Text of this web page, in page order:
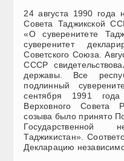
24 августа 1990 года
Совета Таджикской
«О суверенитете
суверенитет
Советского Союза.
СССР
державы. Все
подлинный
сентября 1991
Верховного Совета
созыва было принято
Государственной
Таджикистан».
Декларацию